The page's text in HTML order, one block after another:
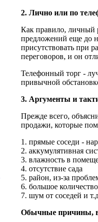
2. Лично или по
Как правило, личный
предложений еще до
присутствовать при
переговоров, и он
Телефонный торг -
привычной
3. Аргументы и
Прежде всего,
продажи, которые
1. прямые соседи -
2. аккумулятивная
3. влажность в
4. отсутствие сада
5. район, из-за
6. большое
7. шум от соседей и
Обычные причины,